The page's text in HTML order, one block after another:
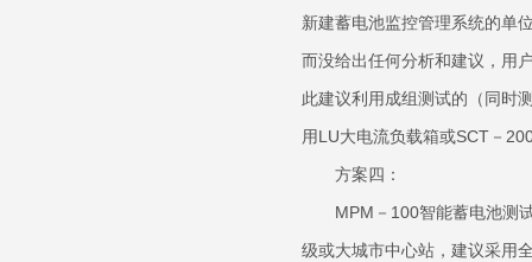
新建蓄电池监控管理系统的单
而没给出任何分析和建议，用
此建议利用成组测试的（同时
用LU大电流负载箱或SCT
方案四：
MPM－100智能蓄电池测
级或大城市中心站，建议采用